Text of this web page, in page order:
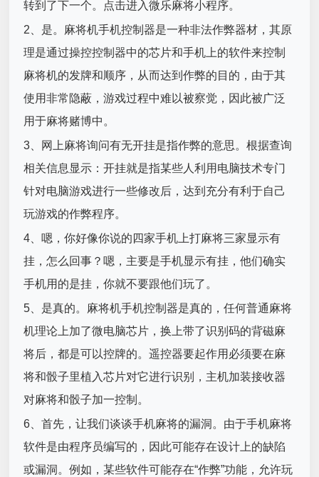
转到了下一个。点击进入微乐麻将小程序。
2、是。麻将机手机控制器是一种非法作弊器材，其原
理是通过操控控制器中的芯片和手机上的软件来控制
麻将机的发牌和顺序，从而达到作弊的目的，由于其
使用非常隐蔽，游戏过程中难以被察觉，因此被广泛
用于麻将赌博中。
3、网上麻将询问有无开挂是指作弊的意思。根据查询
相关信息显示：开挂就是指某些人利用电脑技术专门
针对电脑游戏进行一些修改后，达到充分有利于自己
玩游戏的作弊程序。
4、嗯，你好像你说的四家手机上打麻将三家显示有
挂，怎么回事？嗯，主要是手机显示有挂，他们确实
手机用的是挂，你就不要跟他们玩了。
5、是真的。麻将机手机控制器是真的，任何普通麻将
机理论上加了微电脑芯片，换上带了识别码的背磁麻
将后，都是可以控牌的。遥控器要起作用必须要在麻
将和骰子里植入芯片对它进行识别，主机加装接收器
对麻将和骰子加一控制。
6、首先，让我们谈谈手机麻将的漏洞。由于手机麻将
软件是由程序员编写的，因此可能存在设计上的缺陷
或漏洞。例如，某些软件可能存在“作弊”功能，允许玩